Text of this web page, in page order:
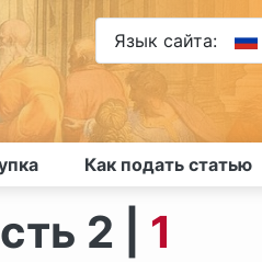
Язык сайта:
Как подать статью
2 | 1